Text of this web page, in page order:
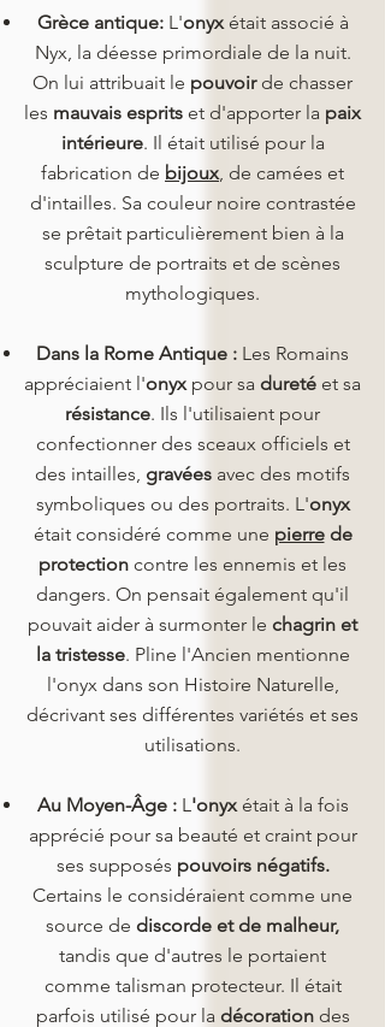
Grèce antique:L'onyxétait associé à
Nyx, la déesse primordiale de la nuit.
On lui attribuait le pouvoirde chasser
les mauvais esprits et d'apporter la paix
intérieure. Il était utilisé pour la
fabrication de bijoux , de camées et
d'intailles. Sa couleur noire contrastée
se prêtait particulièrement bien à la
sculpture de portraits et de scènes
mythologiques.
Dans la Rome Antique : Les Romains
appréciaient l'onyx pour sa dureté et sa
résistance. Ils l'utilisaient pour
confectionner des sceaux officiels et
des intailles, gravées avec des motifs
symboliques ou des portraits. L'onyx
était considéré comme une pierrede
protection contre les ennemis et les
dangers. On pensait également qu'il
pouvait aider à surmonter le chagrin et
la tristesse. Pline l'Ancien mentionne
l'onyx dans son Histoire Naturelle,
décrivant ses différentes variétés et ses
utilisations.
Au Moyen-Âge :L 'onyxétait à la fois
apprécié pour sa beauté et craint pour
ses supposés pouvoirs négatifs.
Certains le considéraient comme une
source de discorde et de malheur,
tandis que d'autres le portaient
comme talisman protecteur. Il était
parfois utilisé pour la décorationdes